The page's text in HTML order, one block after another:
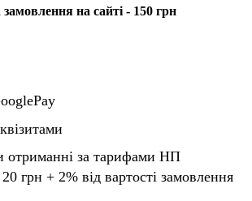
на сайті - 150 грн
отриманні за тарифами НП
грн + 2% від вартості замовлення